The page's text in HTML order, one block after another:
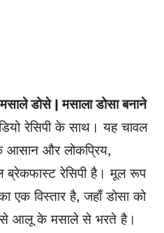
डोसे | मसाला डोसा बनाने
रेसिपी के साथ। यह चावल
आसान और लोकप्रिय,
ब्रेकफास्ट रेसिपी है। मूल रूप
एक विस्तार है, जहाँ डोसा को
आलू के मसाले से भरते है।